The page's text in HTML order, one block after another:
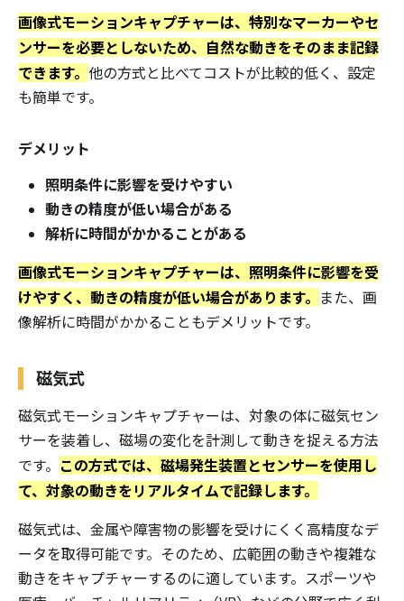
画像式モーションキャプチャーは、特別なマーカーやセ
ンサーを必要としないため、自然な動きをそのまま記録
できます。 他の方式と比べてコストが比較的低く、設定
も簡単です。
デメリット
照明条件に影響を受けやすい
動きの精度が低い場合がある
解析に時間がかかることがある
画像式モーションキャプチャーは、照明条件に影響を受
けやすく、動きの精度が低い場合があります。
また、画
像解析に時間がかかることもデメリットです。
磁気式
磁気式モーションキャプチャーは、対象の体に磁気セン
サーを装着し、磁場の変化を計測して動きを捉える方法
です。 この方式では、磁場発生装置とセンサーを使用し
て、対象の動きをリアルタイムで記録します。
磁気式は、金属や障害物の影響を受けにくく高精度なデ
ータを取得可能です。そのため、広範囲の動きや複雑な
動きをキャプチャーするのに適しています。スポーツや